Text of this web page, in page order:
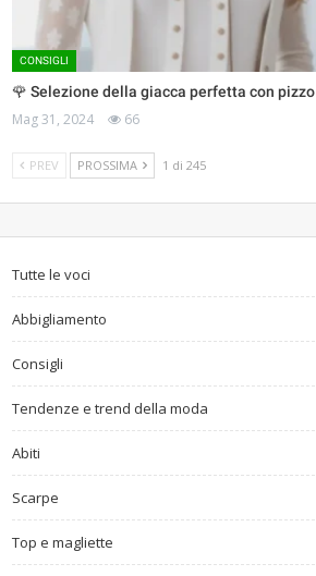
CONSIGLI
🌹 Selezione della giacca perfetta con pizzo
Mag 31, 2024 66
PREV PROSSIMA 1 di 245
Tutte le voci
Abbigliamento
Consigli
Tendenze e trend della moda
Abiti
Scarpe
Top e magliette